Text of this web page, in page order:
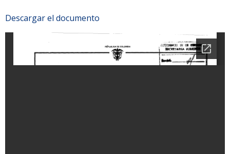
Descargar el documento